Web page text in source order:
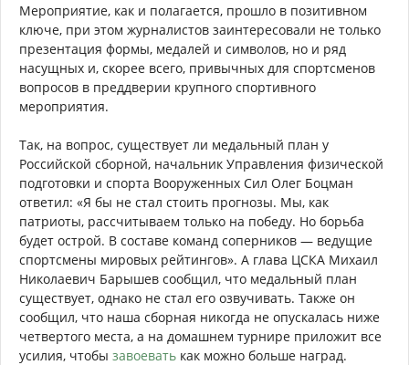
Мероприятие, как и полагается, прошло в позитивном
ключе, при этом журналистов заинтересовали не только
презентация формы, медалей и символов, но и ряд
насущных и, скорее всего, привычных для спортсменов
вопросов в преддверии крупного спортивного
мероприятия.
Так, на вопрос, существует ли медальный план у
Российской сборной, начальник Управления физической
подготовки и спорта Вооруженных Сил Олег Боцман
ответил: «Я бы не стал стоить прогнозы. Мы, как
патриоты, рассчитываем только на победу. Но борьба
будет острой. В составе команд соперников — ведущие
спортсмены мировых рейтингов». А глава ЦСКА Михаил
Николаевич Барышев сообщил, что медальный план
существует, однако не стал его озвучивать. Также он
сообщил, что наша сборная никогда не опускалась ниже
четвертого места, а на домашнем турнире приложит все
усилия, чтобы завоевать как можно больше наград.